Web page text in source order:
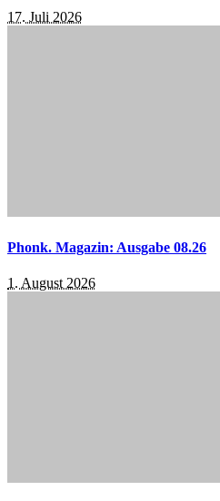
17. Juli 2026
Phonk. Magazin: Ausgabe 08.26
1. August 2026